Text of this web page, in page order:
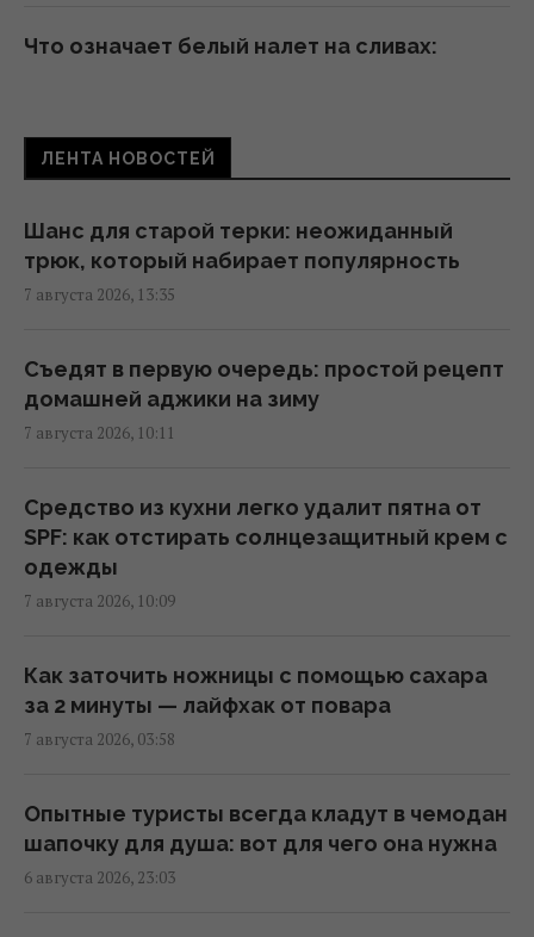
Что означает белый налет на сливах:
Бесплатно и без очередей: в каких
пройти контроль
13:21 пятница, 07 августа 2026
публике со своими дочками-красавицами
(фото)
13:19 пятница, 07 августа 2026
Как очистить стекло духовки без
разборки: эксперты поделились простым
лайфхаком
12:46 пятница, 07 августа 2026
Студия Lionsgate объявила о продолжении
фильма "Майкл": когда будет премьера
12:36 пятница, 07 августа 2026
Убивают одним укусом: 10 самых
смертоносных змей в мире
12:31 пятница, 07 августа 2026
ЛЕНТА НОВОСТЕЙ
Шанс для старой терки: неожиданный
трюк, который набирает популярность
7 августа 2026, 13:35
Съедят в первую очередь: простой рецепт
домашней аджики на зиму
7 августа 2026, 10:11
Средство из кухни легко удалит пятна от
SPF: как отстирать солнцезащитный крем с
одежды
7 августа 2026, 10:09
Как заточить ножницы с помощью сахара
за 2 минуты — лайфхак от повара
7 августа 2026, 03:58
Опытные туристы всегда кладут в чемодан
шапочку для душа: вот для чего она нужна
6 августа 2026, 23:03